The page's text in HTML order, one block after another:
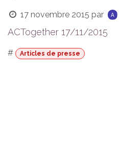
17 novembre 2015 par
ACTogether 17/11/2015
# Articles de presse